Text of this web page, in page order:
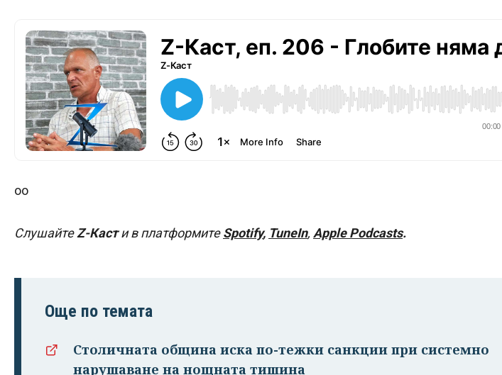
оо
СлушайтеZ-Касти в платформитеSpotify, TuneIn, Apple Podcasts.
Още по темата
Столичната община иска по-тежки санкции при системно
нарушаване на нощната тишина